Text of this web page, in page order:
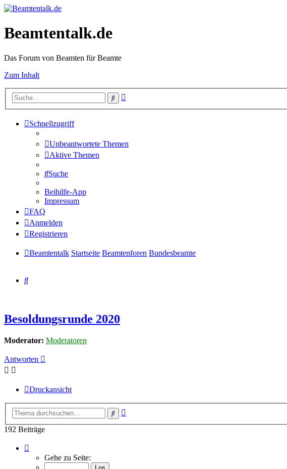
Beamtentalk.de
Das Forum von Beamten für Beamte
Zum Inhalt
Suche
Schnellzugriff
Unbeantwortete Themen
Aktive Themen
Suche
Beihilfe-App
Impressum
FAQ
Anmelden
Registrieren
Beamtentalk Startseite Beamtenforen Bundesbeamte
Suche
Besoldungsrunde 2020
Moderator: Moderatoren
Antworten
Druckansicht
Suche
192 Beiträge
12
von
Gehe zu Seite: